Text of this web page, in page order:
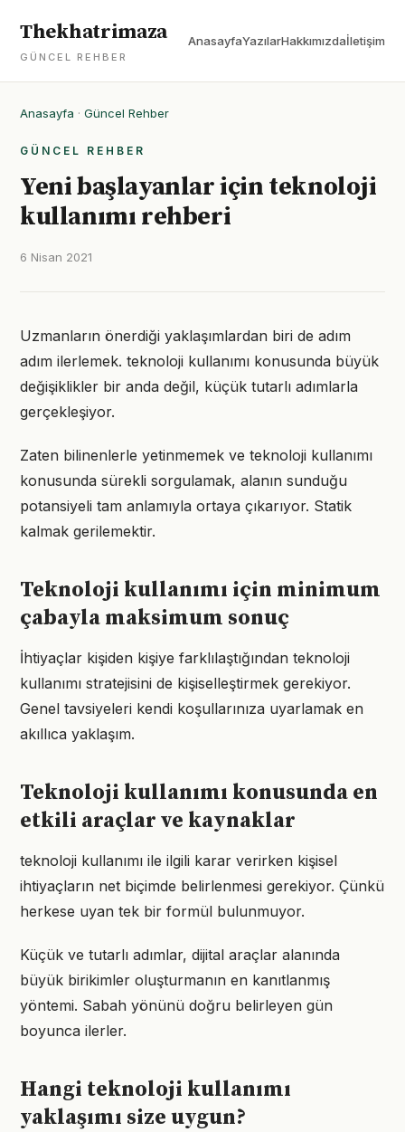
Thekhatrimaza
GÜNCEL REHBER
AnasayfaYazılarHakkımızdaİletişim
Anasayfa · Güncel Rehber
GÜNCEL REHBER
Yeni başlayanlar için teknoloji
kullanımı rehberi
6 Nisan 2021
Uzmanların önerdiği yaklaşımlardan biri de adım
adım ilerlemek. teknoloji kullanımı konusunda büyük
değişiklikler bir anda değil, küçük tutarlı adımlarla
gerçekleşiyor.
Zaten bilinenlerle yetinmemek ve teknoloji kullanımı
konusunda sürekli sorgulamak, alanın sunduğu
potansiyeli tam anlamıyla ortaya çıkarıyor. Statik
kalmak gerilemektir.
Teknoloji kullanımı için minimum
çabayla maksimum sonuç
İhtiyaçlar kişiden kişiye farklılaştığından teknoloji
kullanımı stratejisini de kişiselleştirmek gerekiyor.
Genel tavsiyeleri kendi koşullarınıza uyarlamak en
akıllıca yaklaşım.
Teknoloji kullanımı konusunda en
etkili araçlar ve kaynaklar
teknoloji kullanımı ile ilgili karar verirken kişisel
ihtiyaçların net biçimde belirlenmesi gerekiyor. Çünkü
herkese uyan tek bir formül bulunmuyor.
Küçük ve tutarlı adımlar, dijital araçlar alanında
büyük birikimler oluşturmanın en kanıtlanmış
yöntemi. Sabah yönünü doğru belirleyen gün
boyunca ilerler.
Hangi teknoloji kullanımı
yaklaşımı size uygun?